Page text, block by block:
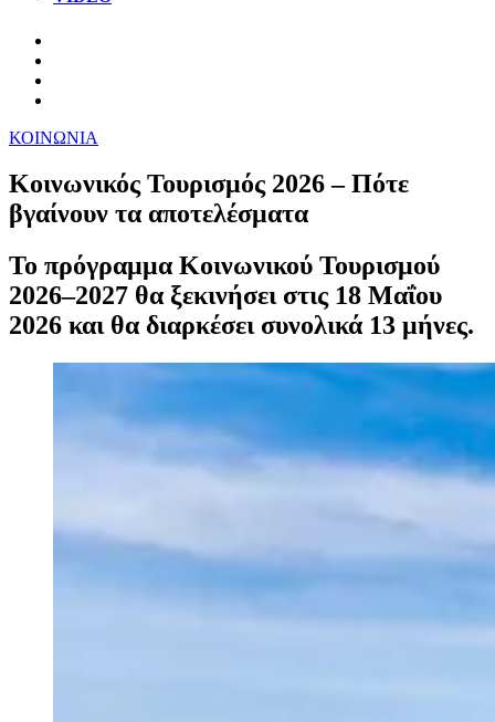
ΚΟΙΝΩΝΙΑ
Κοινωνικός Τουρισμός 2026 – Πότε
βγαίνουν τα αποτελέσματα
Το πρόγραμμα Κοινωνικού Τουρισμού
2026–2027 θα ξεκινήσει στις 18 Μαΐου
2026 και θα διαρκέσει συνολικά 13 μήνες.